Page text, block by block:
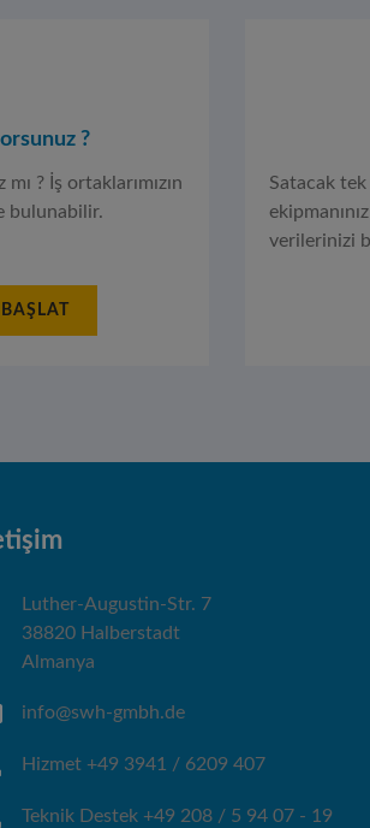
?
mı ? İş ortaklarımızın
bulunabilir.
Satacak
verilerinizi
Luther-Augustin-Str. 7
38820 Halberstadt
Almanya
info@swh-gmbh.de
Hizmet +49 3941 / 6209 407
Teknik Destek +49 208 / 5 94 07 - 19